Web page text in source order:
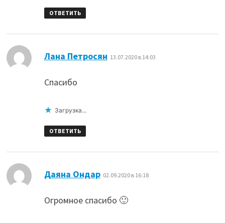
ОТВЕТИТЬ
Лана Петросян 13.07.2020 в 14:03
Спасибо
Загрузка...
ОТВЕТИТЬ
Даяна Ондар: 02.09.2020 в 16:18
Огромное спасибо 🙂